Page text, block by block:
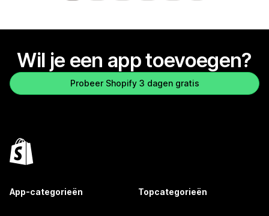
Wil je een app toevoegen?
Probeer Shopify 3 dagen gratis
App-categorieën Topcategorieën